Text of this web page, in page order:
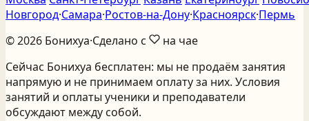
Новгород·Самара·Ростов‑на‑Дону·Красноярск·Пермь
©2026 Бонихуа·Сделано с
на чае
Сейчас Бонихуа бесплатен: мы не продаём занятия
напрямую и не принимаем оплату за них. Условия
занятий и оплаты ученики и преподаватели
обсуждают между собой.